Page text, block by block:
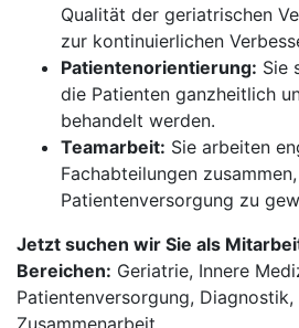
Qualität der geriatrischen
zur kontinuierlichen
Patientenorientierung: Sie
die Patienten ganzheitlich
behandelt werden.
Teamarbeit: Sie arbeiten
Fachabteilungen
Patientenversorgung zu
Jetzt suchen wir Sie als
Bereichen: Geriatrie, Innere
Patientenversorgung,
Zusammenarbeit